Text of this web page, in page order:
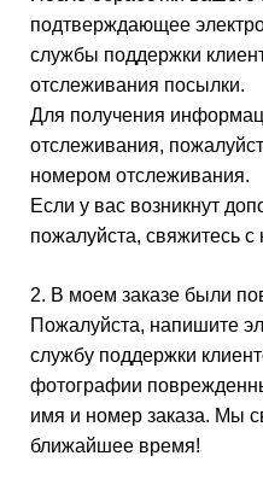
подтверждающее
службы поддержки
отслеживания посылки.
Для получения
отслеживания,
номером отслеживания.
Если у вас возникнут
пожалуйста, свяжитесь с
2. В моем заказе были
Пожалуйста, напишите
службу поддержки
фотографии
имя и номер заказа. Мы
ближайшее время!